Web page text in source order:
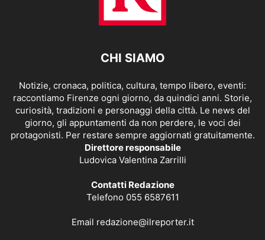
CHI SIAMO
Notizie, cronaca, politica, cultura, tempo libero, eventi:
raccontiamo Firenze ogni giorno, da quindici anni. Storie,
curiosità, tradizioni e personaggi della città. Le news del
giorno, gli appuntamenti da non perdere, le voci dei
protagonisti. Per restare sempre aggiornati gratuitamente.
Direttore responsabile
Ludovica Valentina Zarrilli
Contatti Redazione
Telefono 055 6587611
Email redazione@ilreporter.it